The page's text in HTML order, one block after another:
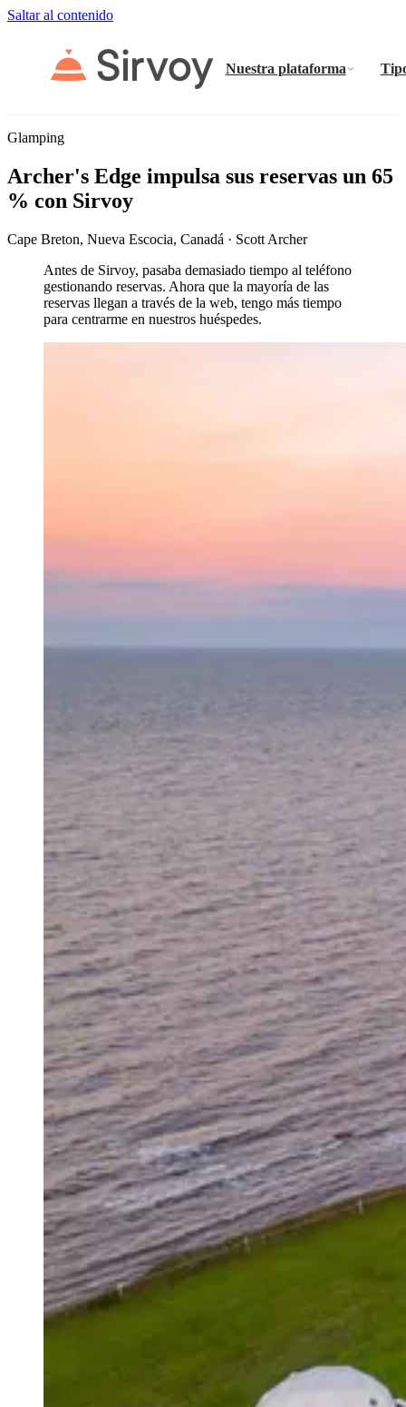
Saltar al contenido
Nuestra plataforma
Glamping
Archer's Edge impulsa sus reservas un 65
% con Sirvoy
Cape Breton, Nueva Escocia, Canadá · Scott Archer
Antes de Sirvoy, pasaba demasiado tiempo al teléfono
gestionando reservas. Ahora que la mayoría de las
reservas llegan a través de la web, tengo más tiempo
para centrarme en nuestros huéspedes.